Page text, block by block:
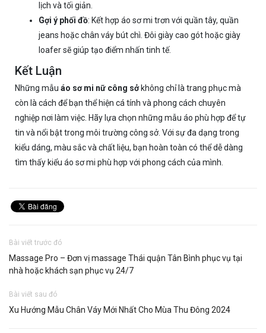
lịch và tối giản.
Gợi ý phối đồ: Kết hợp áo sơ mi trơn với quần tây, quần
jeans hoặc chân váy bút chì. Đôi giày cao gót hoặc giày
loafer sẽ giúp tạo điểm nhấn tinh tế.
Kết Luận
Những mẫu áo sơ mi nữ công sởkhông chỉ là trang phục mà
còn là cách để bạn thể hiện cá tính và phong cách chuyên
nghiệp nơi làm việc. Hãy lựa chọn những mẫu áo phù hợp để tự
tin và nổi bật trong môi trường công sở. Với sự đa dạng trong
kiểu dáng, màu sắc và chất liệu, bạn hoàn toàn có thể dễ dàng
tìm thấy kiểu áo sơ mi phù hợp với phong cách của mình.
Bài viết trước đó
Massage Pro – Đơn vị massage Thái quận Tân Bình phục vụ tại
nhà hoặc khách sạn phục vụ 24/7
Bài viết sau đó
Xu Hướng Mẫu Chân Váy Mới Nhất Cho Mùa Thu Đông 2024